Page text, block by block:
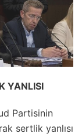
YANLISI
Partisinin
sertlik yanlısı